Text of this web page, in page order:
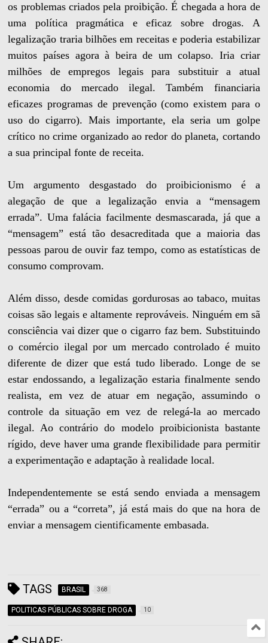
os problemas criados pela proibição. É chegada a hora de
uma política pragmática e eficaz sobre drogas. A
legalização traria bilhões em receitas e poderia estabilizar
muitos países agora à beira de um colapso. Iria criar
milhões de empregos legais para substituir a atual
economia do mercado ilegal. Também financiaria
eficazes programas de prevenção (como existem para o
uso do cigarro). Mais importante, ela seria um golpe
crítico no crime organizado ao redor do planeta, cortando
a sua principal fonte de receita.
Um argumento desgastado do proibicionismo é a
alegação de que a legalização envia a “mensagem
errada”. Uma falácia facilmente desmascarada, já que a
“mensagem” está tão desacreditada que a maioria das
pessoas parou de ouvir faz tempo, como as estatísticas de
consumo comprovam.
Além disso, desde comidas gordurosas ao tabaco, muitas
coisas são legais e altamente reprováveis. Ninguém em sã
consciência vai dizer que o cigarro faz bem. Substituindo
o comércio ilegal por um mercado controlado é muito
diferente de dizer que está tudo liberado. Longe de se
estar endossando, a legalização estaria finalmente sendo
realista, em vez de atuar em negação, assumindo o
controle da situação em vez de relegá-la ao mercado
ilegal. Ao contrário do modelo proibicionista bastante
rígido, deve haver uma grande flexibilidade para permitir
a experimentação e adaptação à realidade local.
Independentemente se está sendo enviada a mensagem
“errada” ou a “correta”, já está mais do que na hora de
enviar a mensagem cientificamente embasada.
TAGS BRASIL 368
POLITICAS PÚBLICAS SOBRE DROGA 10